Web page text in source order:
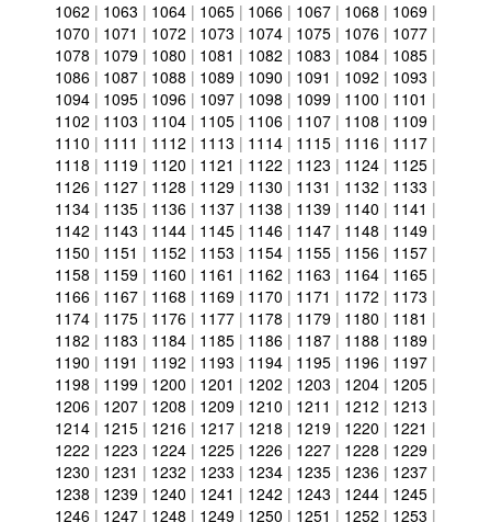
1062 | 1063 | 1064 | 1065 | 1066 | 1067 | 1068 | 1069 |
1070 | 1071 | 1072 | 1073 | 1074 | 1075 | 1076 | 1077 |
1078 | 1079 | 1080 | 1081 | 1082 | 1083 | 1084 | 1085 |
1086 | 1087 | 1088 | 1089 | 1090 | 1091 | 1092 | 1093 |
1094 | 1095 | 1096 | 1097 | 1098 | 1099 | 1100 | 1101 |
1102 | 1103 | 1104 | 1105 | 1106 | 1107 | 1108 | 1109 |
1110 | 1111 | 1112 | 1113 | 1114 | 1115 | 1116 | 1117 |
1118 | 1119 | 1120 | 1121 | 1122 | 1123 | 1124 | 1125 |
1126 | 1127 | 1128 | 1129 | 1130 | 1131 | 1132 | 1133 |
1134 | 1135 | 1136 | 1137 | 1138 | 1139 | 1140 | 1141 |
1142 | 1143 | 1144 | 1145 | 1146 | 1147 | 1148 | 1149 |
1150 | 1151 | 1152 | 1153 | 1154 | 1155 | 1156 | 1157 |
1158 | 1159 | 1160 | 1161 | 1162 | 1163 | 1164 | 1165 |
1166 | 1167 | 1168 | 1169 | 1170 | 1171 | 1172 | 1173 |
1174 | 1175 | 1176 | 1177 | 1178 | 1179 | 1180 | 1181 |
1182 | 1183 | 1184 | 1185 | 1186 | 1187 | 1188 | 1189 |
1190 | 1191 | 1192 | 1193 | 1194 | 1195 | 1196 | 1197 |
1198 | 1199 | 1200 | 1201 | 1202 | 1203 | 1204 | 1205 |
1206 | 1207 | 1208 | 1209 | 1210 | 1211 | 1212 | 1213 |
1214 | 1215 | 1216 | 1217 | 1218 | 1219 | 1220 | 1221 |
1222 | 1223 | 1224 | 1225 | 1226 | 1227 | 1228 | 1229 |
1230 | 1231 | 1232 | 1233 | 1234 | 1235 | 1236 | 1237 |
1238 | 1239 | 1240 | 1241 | 1242 | 1243 | 1244 | 1245 |
1246 | 1247 | 1248 | 1249 | 1250 | 1251 | 1252 | 1253 |